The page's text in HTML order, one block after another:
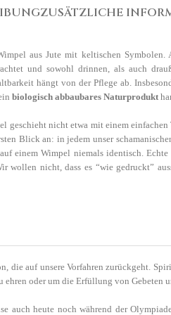
ZUSÄTZLICHE
aus Jute mit keltischen
und sowohl drinnen, als auch
hängt von der Pflege ab.
biologisch abbaubares Naturprodukt
geschieht nicht etwa mit einem
Blick an: in jedem unser
einem Wimpel niemals identisch.
wollen nicht, dass es “wie gedruckt”
die auf unsere Vorfahren zurückgeht.
oder um die Erfüllung von Gebeten
auch heute noch während der